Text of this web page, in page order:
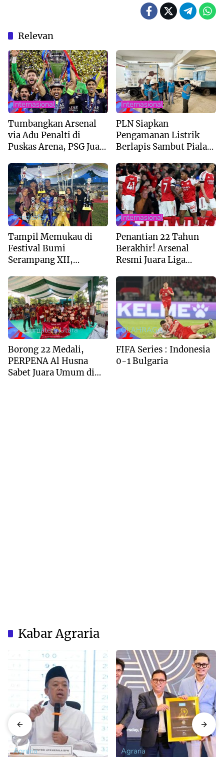
Relevan
Internasional
Tumbangkan Arsenal
via Adu Penalti di
Puskas Arena, PSG Juara
Internasional
PLN Siapkan
Pengamanan Listrik
Berlapis Sambut Piala
Pendidikan
Tampil Memukau di
Festival Bumi
Serampang XII,
Husna Sabet Juara
Umum I
Internasional
Penantian 22 Tahun
Berakhir! Arsenal
Resmi Juara Liga
--> Sumatera Utara
Borong 22 Medali,
PERPENA Al Husna
Sabet Juara Umum di
OLAHRAGA
FIFA Series : Indonesia
0-1 Bulgaria
Kabar Agraria
Agraria Agraria